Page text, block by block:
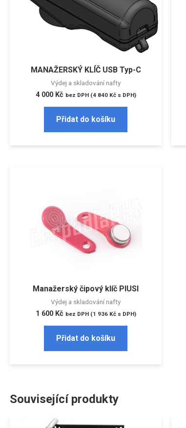
MANAŽERSKÝ KLÍČ USB Typ-C
Výdej a skladování nafty
4 000 Kč bez DPH (4 840 Kčs DPH)
Přidat do košíku
Manažerský čipový klíč PIUSI
Výdej a skladování nafty
1 600 Kč bez DPH (1 936 Kčs DPH)
Přidat do košíku
Související produkty